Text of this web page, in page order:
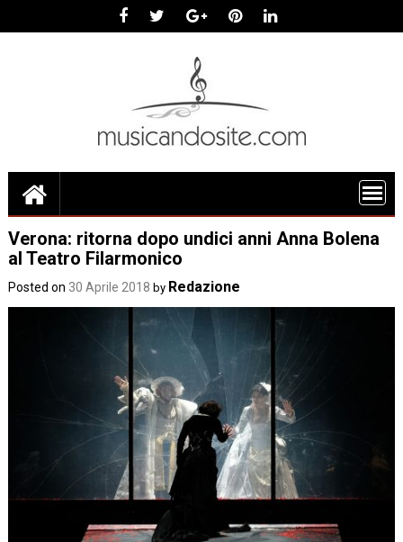
Verona: ritorna dopo undici anni Anna Bolena
al Teatro Filarmonico
Posted on 30 Aprile 2018 by Redazione